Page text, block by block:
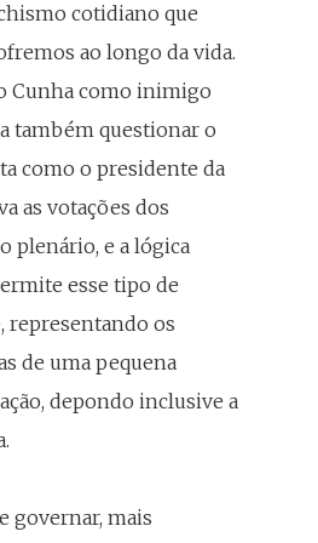
cotidiano que
ao longo da vida.
Cunha como inimigo
também questionar o
como o presidente da
as votações dos
plenário, e a lógica
esse tipo de
representando os
de uma pequena
depondo inclusive a
governar, mais